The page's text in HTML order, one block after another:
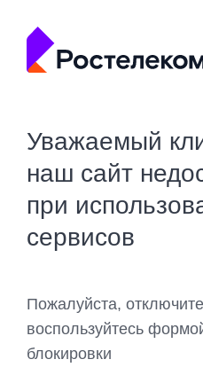
Уважаемый
наш сайт
при
сервисов
Пожалуйста,
воспользуйтесь
блокировки